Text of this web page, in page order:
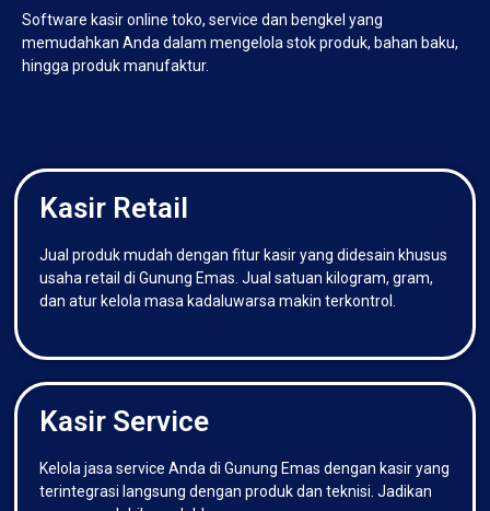
Software kasir online toko, service dan bengkel yang
memudahkan Anda dalam mengelola stok produk, bahan baku,
hingga produk manufaktur.
Kasir Retail
Jual produk mudah dengan fitur kasir yang didesain khusus
usaha retail di Gunung Emas. Jual satuan kilogram, gram,
dan atur kelola masa kadaluwarsa makin terkontrol.
Kasir Service
Kelola jasa service Anda di Gunung Emas dengan kasir yang
terintegrasi langsung dengan produk dan teknisi. Jadikan